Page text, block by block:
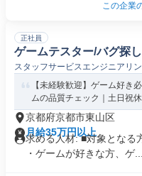
この企業
正社員
ゲームテスター/バグ探
スタッフサービスエンジニアリ
【未経験歓迎】ゲーム好き
ムの品質チェック｜土日祝
京都府京都市東山区
月給35万円以上
求める人材: ■対象となる
・ゲームが好きな方、ゲ...